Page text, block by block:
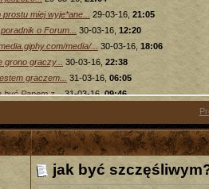
prostu miej wyje*ane... 29-03-16, 21:05
o Forum... 30-03-16, 12:20
media/... 30-03-16, 18:06
grono graczy... 30-03-16, 22:38
graczem... 31-03-16, 06:05
być Panem z...31-03-16,09:46
jak być